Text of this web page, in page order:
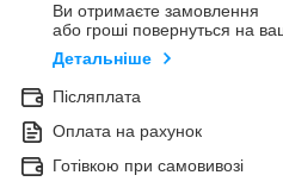
Ви отримаєте замовлення
або гроші повернуться на
Детальніше
Післяплата
Оплата на рахунок
Готівкою при самовивозі